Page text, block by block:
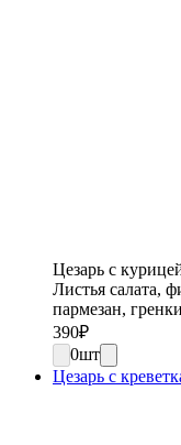
Цезарь с
Листья салата,
пармезан,
390₽
0шт
Цезарь с